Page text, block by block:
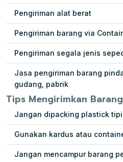
Pengiriman alat berat
Pengiriman barang via
Pengiriman segala jenis
Jasa pengiriman barang
gudang, pabrik
Tips Mengirimkan Barang
Jangan dipacking plastick
Gunakan kardus atau
Jangan mencampur barang